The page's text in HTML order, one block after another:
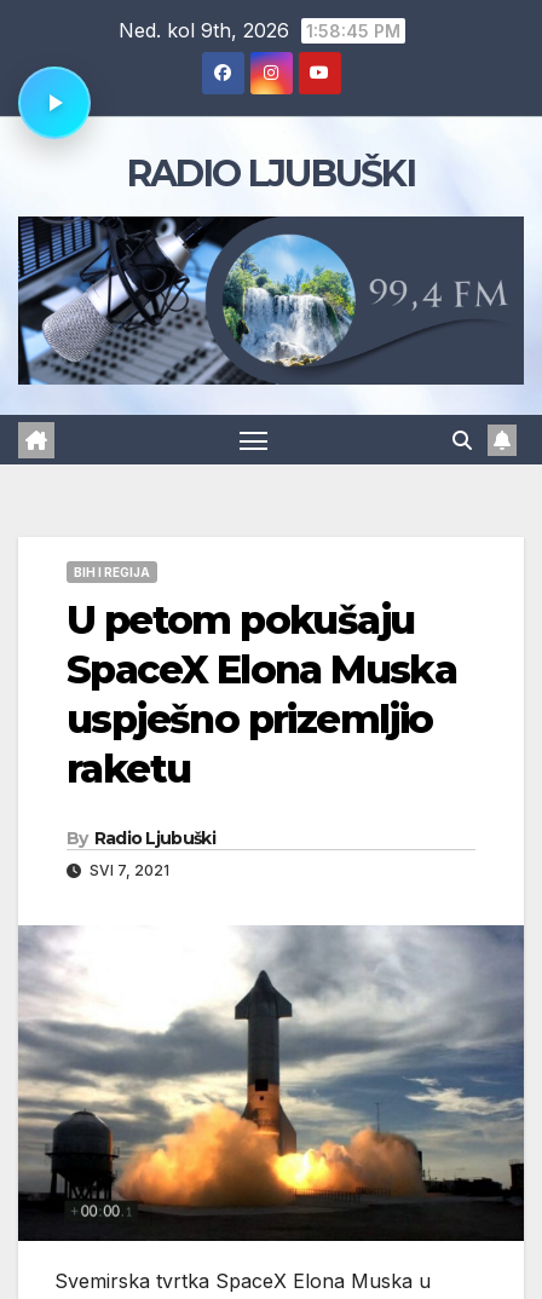
content
Ned. kol 9th, 2026 1:58:46 PM
RADIO LJUBUŠKI
BIH I REGIJA
U petom pokušaju
SpaceX Elona Muska
uspješno prizemljio
raketu
By Radio Ljubuški
SVI 7, 2021
Svemirska tvrtka SpaceX Elona Muska u